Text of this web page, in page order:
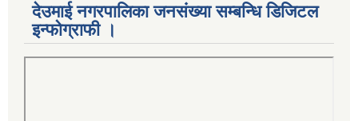
देउमाई नगरपालिका जनसंख्या सम्बन्धि डिजिटल
इन्फोग्राफी ।